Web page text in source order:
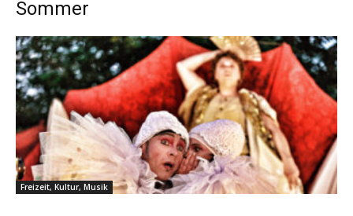
Sommer
Freizeit, Kultur, Musik